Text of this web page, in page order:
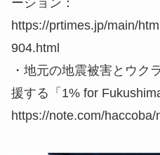
ーション：
https://prtimes.jp/main/
904.html
・地元の地震被害とウク
援する「1% for
https://note.com/